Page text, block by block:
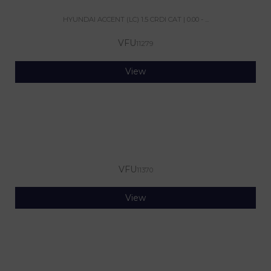
HYUNDAI ACCENT (LC) 1.5 CRDI CAT | 0.00 - ...
VFU11279
View
VFU11370
View